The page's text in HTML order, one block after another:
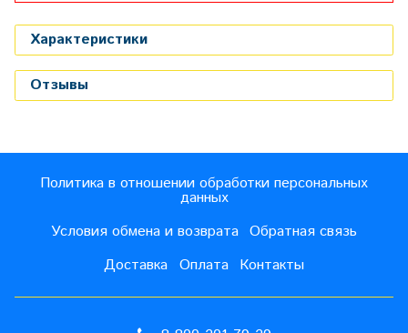
Характеристики
Отзывы
Политика в отношении обработки персональных
данных
Условия обмена и возврата Обратная связь
Доставка Оплата Контакты